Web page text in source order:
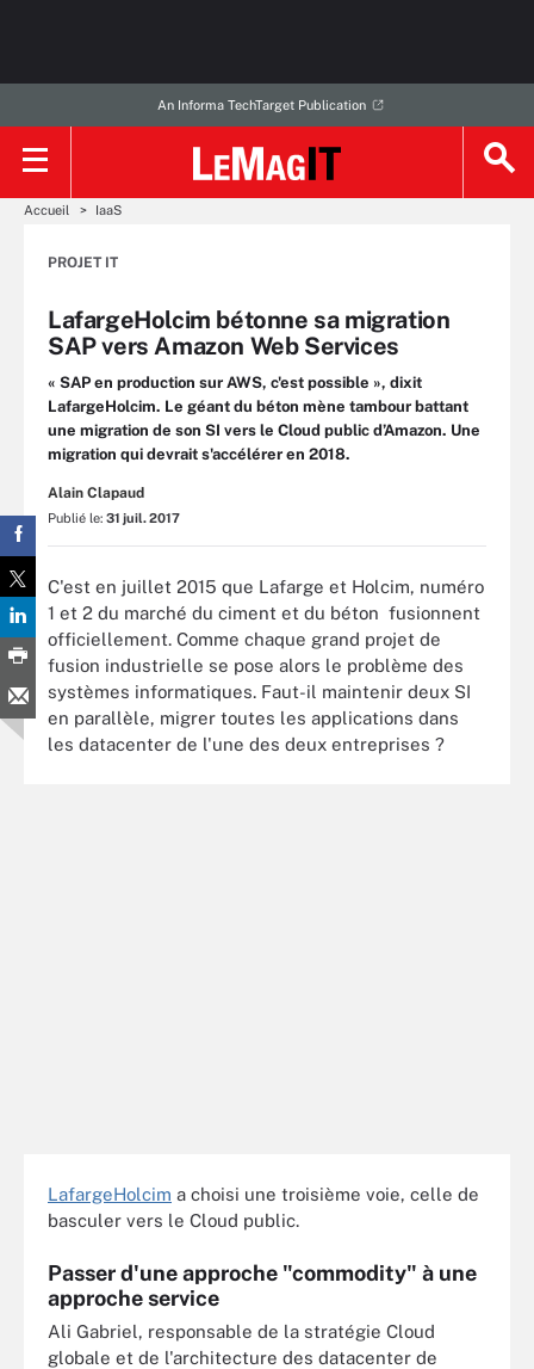
An Informa TechTarget Publication
Accueil IaaS
PROJET IT
LafargeHolcim bétonne sa migration
SAP vers Amazon Web Services
« SAP en production sur AWS, c'est possible », dixit
LafargeHolcim. Le géant du béton mène tambour battant
une migration de son SI vers le Cloud public d’Amazon. Une
migration qui devrait s'accélérer en 2018.
Alain Clapaud
Publié le: 31 juil. 2017
C'est en juillet 2015 que Lafarge et Holcim, numéro
1 et 2 du marché du ciment et du béton fusionnent
officiellement. Comme chaque grand projet de
fusion industrielle se pose alors le problème des
systèmes informatiques. Faut-il maintenir deux SI
en parallèle, migrer toutes les applications dans
les datacenter de l'une des deux entreprises ?
LafargeHolcim a choisi une troisième voie, celle de
basculer vers le Cloud public.
Passer d'une approche "commodity" à une
approche service
Ali Gabriel, responsable de la stratégie Cloud
globale et de l'architecture des datacenter de